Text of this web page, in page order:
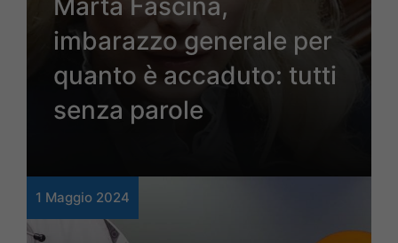
Marta Fascina,
imbarazzo generale per
quanto è accaduto: tutti
senza parole
1 Maggio 2024